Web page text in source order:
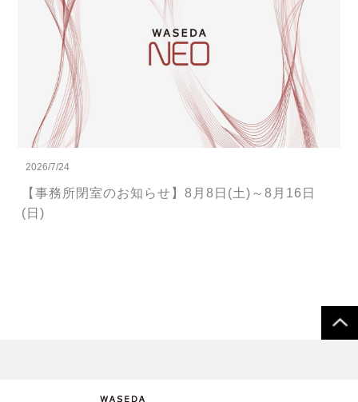
2026/7/24
【事務所閉室のお知らせ】8月8日(土)～8月16日
(日)